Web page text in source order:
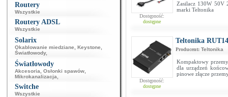
Routery
Wszystkie
Routery ADSL
Wszystkie
Solarix
Okablowanie miedziane Keystone
Światłowody,
Światłowody
Akcesoria Osłonki spawów
Mikrokanalizacja
Switche
Wszystkie
Dostępność:
dostępne
Zasilacz 130W 50V
marki Teltonika
Dostępność:
dostępne
Teltonika
Producent: Teltonika
Kompaktowy
dla urządzeń
pinowe złącze